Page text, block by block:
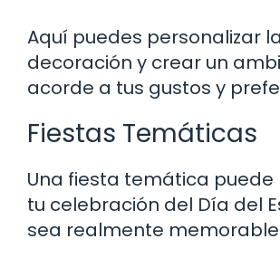
Aquí puedes personalizar la
decoración y crear un
acorde a tus gustos y
Fiestas Temáticas
Una fiesta temática puede
tu celebración del Día del
sea realmente